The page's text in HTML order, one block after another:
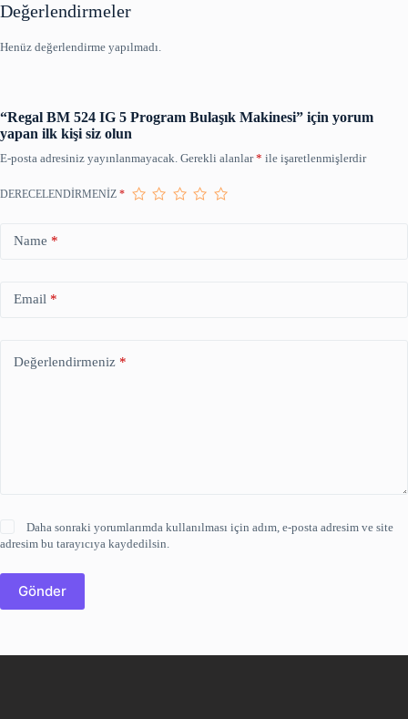
Değerlendirmeler
Henüz değerlendirme yapılmadı.
“Regal BM 524 IG 5 Program Bulaşık Makinesi” için yorum
yapan ilk kişi siz olun
E-posta adresiniz yayınlanmayacak. Gerekli alanlar* ile işaretlenmişlerdir
DERECELENDIRMENIZ *
Name *
Email *
Değerlendirmeniz *
Daha sonraki yorumlarımda kullanılması için adım, e-posta adresim ve site
adresim bu tarayıcıya kaydedilsin.
Gönder